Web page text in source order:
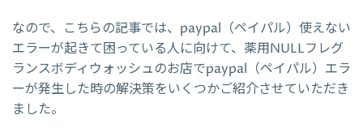
なので、こちらの記事では、paypal（ペイパル）使えない
エラーが起きて困っている人に向けて、薬用NULLフレグ
ランスボディウォッシュのお店でpaypal（ペイパル）エラ
ーが発生した時の解決策をいくつかご紹介させていただき
ました。